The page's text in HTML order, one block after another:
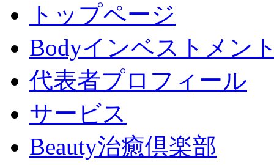
トップページ
Bodyインベストメン
代表者プロフィール
サービス
Beauty治癒倶楽部